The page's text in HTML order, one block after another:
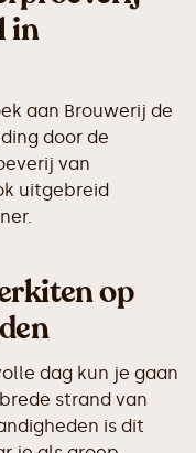
in
aan Brouwerij de
door de
van
uitgebreid
op
dag kun je gaan
strand van
is dit